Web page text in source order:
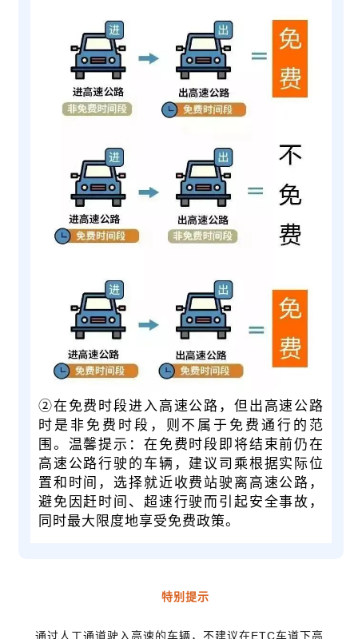
②在免费时段进入高速公路，但出高速公路
时是非免费时段，则不属于免费通行的范
围。温馨提示：在免费时段即将结束前仍在
高速公路行驶的车辆，建议司乘根据实际位
置和时间，选择就近收费站驶离高速公路，
避免因赶时间、超速行驶而引起安全事故，
同时最大限度地享受免费政策。
特别提示
通过人工通道驶入高速的车辆，不建议在ETC车道下高